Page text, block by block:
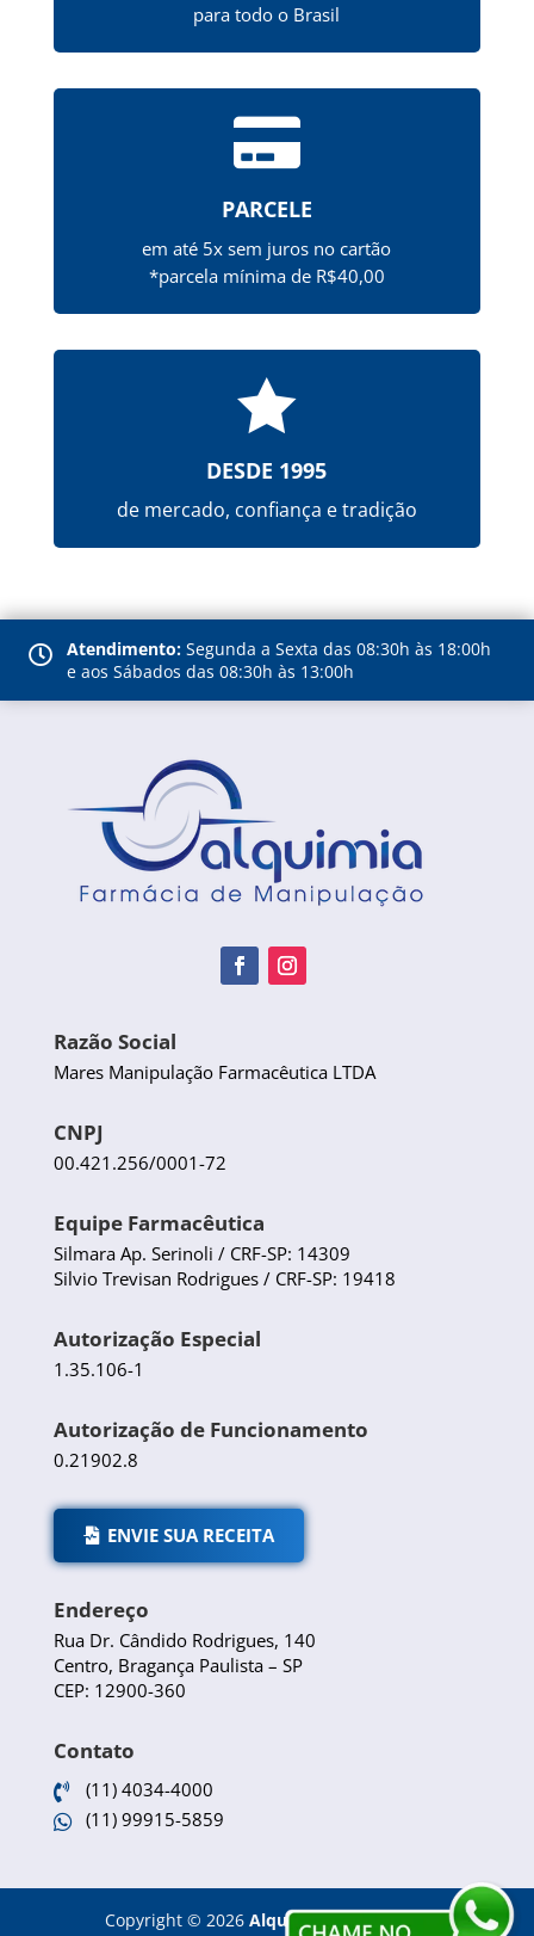
para todo o Brasil

PARCELE
em até 5x sem juros no cartão
*parcela mínima de R$40,00

DESDE 1995
de mercado, confiança e tradição
 Atendimento: Segunda a Sexta das 08:30h às 18:00h
e aos Sábados das 08:30h às 13:00h
Razão Social
Mares Manipulação Farmacêutica LTDA
CNPJ
00.421.256/0001-72
Equipe Farmacêutica
Silmara Ap. Serinoli / CRF-SP: 14309
Silvio Trevisan Rodrigues / CRF-SP: 19418
Autorização Especial
1.35.106-1
Autorização de Funcionamento
0.21902.8
ENVIE SUA RECEITA
Endereço
Rua Dr. Cândido Rodrigues, 140
Centro, Bragança Paulista – SP
CEP: 12900-360
Contato
 (11) 4034-4000
 (11) 99915-5859
Copyright© 2026Alquimia Farmácia de